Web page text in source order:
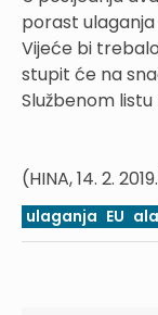
porast ulaganja
Vijeće bi
stupit će na
Službenom listu
(HINA, 14. 2.
ulaganja EU